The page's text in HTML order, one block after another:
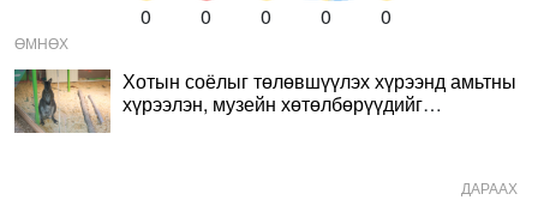
0 0 0 0 0
ӨМНӨХ
Хотын соёлыг төлөвшүүлэх хүрээнд амьтны
хүрээлэн, музейн хөтөлбөрүүдийг
ДАРААХ